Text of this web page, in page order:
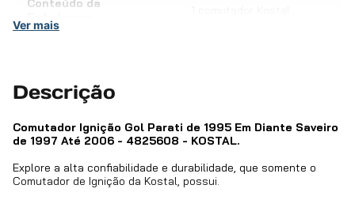
Conteúdo da
Embalagem
Ver mais
Descrição
Comutador Ignição Gol Parati de 1995 Em Diante Saveiro
de 1997 Até 2006 - 4825608 - KOSTAL.
Explore a alta confiabilidade e durabilidade, que somente o
Comutador de Ignição da Kostal, possui.